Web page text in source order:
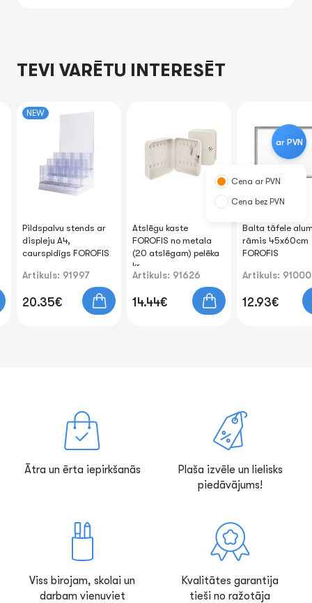
TEVI VARĒTU INTERESĒT
NEW
Pildspalvu stends ar
displeju A4,
caurspīdīgs FOROFIS
Artikuls: 91997
20.35€
Atslēgu kaste
FOROFIS no metala
(20 atslēgam) pelēka
kr.
Artikuls: 91626
14.44€
Balta tāfele
rāmis 45x60cm
FOROFIS
Artikuls: 91000
12.93€
ar PVN
Cena ar PVN
Cena bez PVN
Ātra un ērta iepirkšanās
Plaša izvēle un lielisks
piedāvājums!
Viss birojam, skolai un
darbam vienuviet
Kvalitātes garantija
tieši no ražotāja